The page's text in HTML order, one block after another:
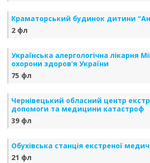
Краматорський будинок дитини
2 фл
Українська алергологічна лікарня
охорони здоров’я України
75 фл
Чернівецький обласний центр
допомоги та медицини катастроф
39 фл
Обухівська станція екстреної
21 фл